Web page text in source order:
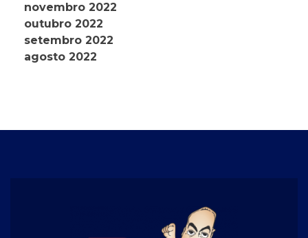
novembro 2022
outubro 2022
setembro 2022
agosto 2022